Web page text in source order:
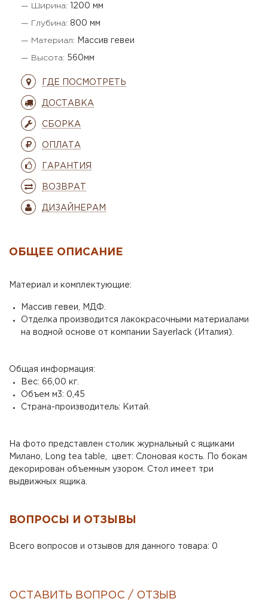
— Ширина: 1200 мм
— Глубина: 800 мм
— Материал: Массив гевеи
— Высота: 560мм
ГДЕ ПОСМОТРЕТЬ
ДОСТАВКА
СБОРКА
ОПЛАТА
ГАРАНТИЯ
ВОЗВРАТ
ДИЗАЙНЕРАМ
ОБЩЕЕ ОПИСАНИЕ
Материал и комплектующие:
Массив гевеи, МДФ.
Отделка производится лакокрасочными материалами
на водной основе от компании Sayerlack (Италия).
Общая информация:
Вес: 66,00 кг.
Объем м3: 0,45
Страна-производитель: Китай.
На фото представлен столик журнальный с ящиками
Милано, Long tea table, цвет: Слоновая кость. По бокам
декорирован объемным узором. Стол имеет три
выдвижных ящика.
ВОПРОСЫ И ОТЗЫВЫ
Всего вопросов и отзывов для данного товара: 0
ОСТАВИТЬ ВОПРОС / ОТЗЫВ